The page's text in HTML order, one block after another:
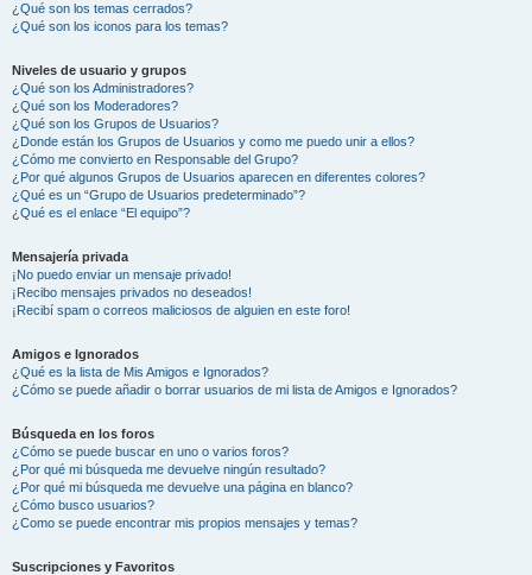
¿Qué son los temas cerrados?
¿Qué son los iconos para los temas?
Niveles de usuario y grupos
¿Qué son los Administradores?
¿Qué son los Moderadores?
¿Qué son los Grupos de Usuarios?
¿Donde están los Grupos de Usuarios y como me puedo unir a ellos?
¿Cómo me convierto en Responsable del Grupo?
¿Por qué algunos Grupos de Usuarios aparecen en diferentes colores?
¿Qué es un “Grupo de Usuarios predeterminado”?
¿Qué es el enlace “El equipo”?
Mensajería privada
¡No puedo enviar un mensaje privado!
¡Recibo mensajes privados no deseados!
¡Recibí spam o correos maliciosos de alguien en este foro!
Amigos e Ignorados
¿Qué es la lista de Mis Amigos e Ignorados?
¿Cómo se puede añadir o borrar usuarios de mi lista de Amigos e Ignorados?
Búsqueda en los foros
¿Cómo se puede buscar en uno o varios foros?
¿Por qué mi búsqueda me devuelve ningún resultado?
¿Por qué mi búsqueda me devuelve una página en blanco?
¿Cómo busco usuarios?
¿Como se puede encontrar mis propios mensajes y temas?
Suscripciones y Favoritos